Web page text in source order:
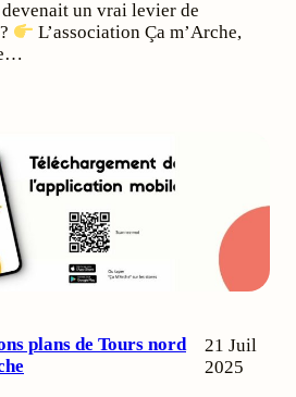
un vrai levier de
L’association Ça m’Arche,
plans de Tours nord
21 Juil
2025